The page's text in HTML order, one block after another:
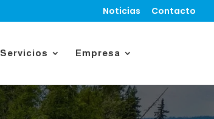
Noticias Contacto
Servicios Empresa